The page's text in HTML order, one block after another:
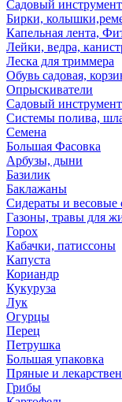
Садовый инструмент
Бирки,
Капельная лента,
Лейки, ведра,
Леска для триммера
Обувь садовая,
Опрыскиватели
Садовый инструмент
Системы полива,
Семена
Большая Фасовка
Арбузы, дыни
Базилик
Баклажаны
Сидераты и весовые
Газоны, травы для
Горох
Кабачки, патиссоны
Капуста
Кориандр
Кукуруза
Лук
Огурцы
Перец
Петрушка
Большая упаковка
Пряные и
Грибы